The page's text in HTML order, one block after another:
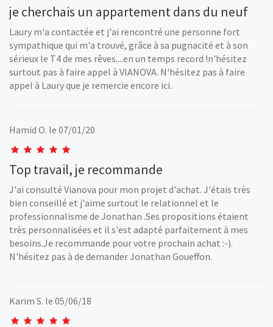
je cherchais un appartement dans du neuf
Laury m'a contactée et j'ai rencontré une personne fort
sympathique qui m'a trouvé, grâce à sa pugnacité et à son
sérieux le T4 de mes rêves....en un temps record !n'hésitez
surtout pas à faire appel à VIANOVA. N'hésitez pas à faire
appel à Laury que je remercie encore ici.
Hamid O. le 07/01/20
Top travail, je recommande
J'ai consulté Vianova pour mon projet d'achat. J'étais très
bien conseillé et j'aime surtout le relationnel et le
professionnalisme de Jonathan .Ses propositions étaient
très personnalisées et il s'est adapté parfaitement à mes
besoins.Je recommande pour votre prochain achat :-).
N'hésitez pas à de demander Jonathan Goueffon.
Karim S. le 05/06/18